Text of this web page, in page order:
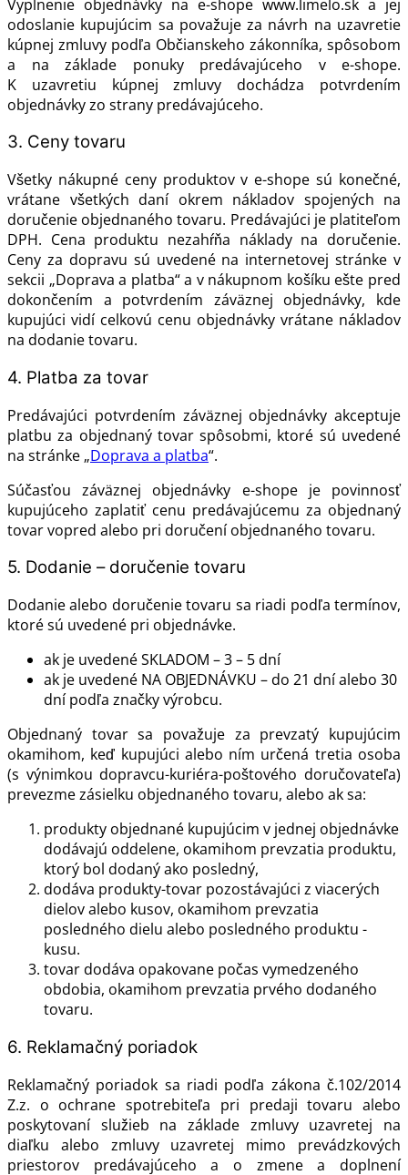
Vyplnenie objednávky na e-shope www.limelo.sk a jej
odoslanie kupujúcim sa považuje za návrh na uzavretie
kúpnej zmluvy podľa Občianskeho zákonníka, spôsobom
a na základe ponuky predávajúceho v e-shope.
K uzavretiu kúpnej zmluvy dochádza potvrdením
objednávky zo strany predávajúceho.
3. Ceny tovaru
Všetky nákupné ceny produktov v e-shope sú konečné,
vrátane všetkých daní okrem nákladov spojených na
doručenie objednaného tovaru. Predávajúci je platiteľom
DPH. Cena produktu nezahŕňa náklady na doručenie.
Ceny za dopravu sú uvedené na internetovej stránke v
sekcii „Doprava a platba“ a v nákupnom košíku ešte pred
dokončením a potvrdením záväznej objednávky, kde
kupujúci vidí celkovú cenu objednávky vrátane nákladov
na dodanie tovaru.
4. Platba za tovar
Predávajúci potvrdením záväznej objednávky akceptuje
platbu za objednaný tovar spôsobmi, ktoré sú uvedené
na stránke „Doprava a platba“.
Súčasťou záväznej objednávky e-shope je povinnosť
kupujúceho zaplatiť cenu predávajúcemu za objednaný
tovar vopred alebo pri doručení objednaného tovaru.
5. Dodanie – doručenie tovaru
Dodanie alebo doručenie tovaru sa riadi podľa termínov,
ktoré sú uvedené pri objednávke.
ak je uvedené SKLADOM – 3 – 5 dní
ak je uvedené NA OBJEDNÁVKU – do 21 dní alebo 30
dní podľa značky výrobcu.
Objednaný tovar sa považuje za prevzatý kupujúcim
okamihom, keď kupujúci alebo ním určená tretia osoba
(s výnimkou dopravcu-kuriéra-poštového doručovateľa)
prevezme zásielku objednaného tovaru, alebo ak sa:
produkty objednané kupujúcim v jednej objednávke
dodávajú oddelene, okamihom prevzatia produktu,
ktorý bol dodaný ako posledný,
dodáva produkty-tovar pozostávajúci z viacerých
dielov alebo kusov, okamihom prevzatia
posledného dielu alebo posledného produktu -
kusu.
tovar dodáva opakovane počas vymedzeného
obdobia, okamihom prevzatia prvého dodaného
tovaru.
6. Reklamačný poriadok
Reklamačný poriadok sa riadi podľa zákona č.102/2014
Z.z. o ochrane spotrebiteľa pri predaji tovaru alebo
poskytovaní služieb na základe zmluvy uzavretej na
diaľku alebo zmluvy uzavretej mimo prevádzkových
priestorov predávajúceho a o zmene a doplnení